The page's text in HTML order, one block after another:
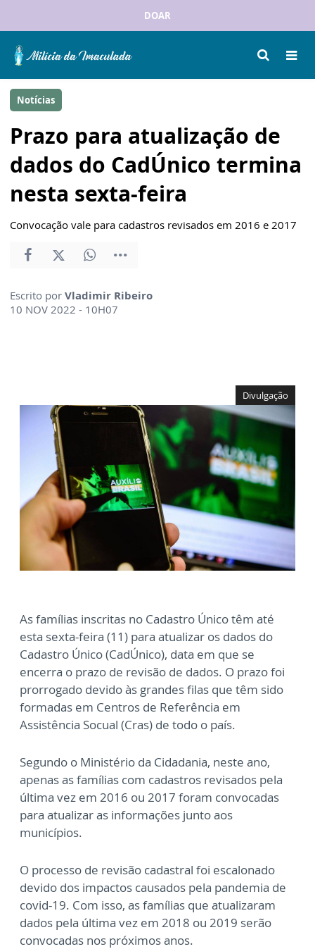
DOAR
Notícias
Prazo para atualização de
dados do CadÚnico termina
nesta sexta-feira
Convocação vale para cadastros revisados em 2016 e 2017
Escrito por Vladimir Ribeiro
10 NOV 2022 - 10H07
Divulgação
As famílias inscritas no Cadastro Único têm até
esta sexta-feira (11) para atualizar os dados do
Cadastro Único (CadÚnico), data em que se
encerra o prazo de revisão de dados. O prazo foi
prorrogado devido às grandes filas que têm sido
formadas em Centros de Referência em
Assistência Socual (Cras) de todo o país.
Segundo o Ministério da Cidadania, neste ano,
apenas as famílias com cadastros revisados pela
última vez em 2016 ou 2017 foram convocadas
para atualizar as informações junto aos
municípios.
O processo de revisão cadastral foi escalonado
devido dos impactos causados pela pandemia de
covid-19. Com isso, as famílias que atualizaram
dados pela última vez em 2018 ou 2019 serão
convocadas nos próximos anos.